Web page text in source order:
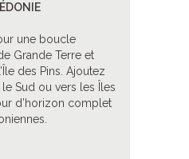
une boucle
Grande Terre et
des Pins. Ajoutez
Sud ou vers les Îles
d’horizon complet